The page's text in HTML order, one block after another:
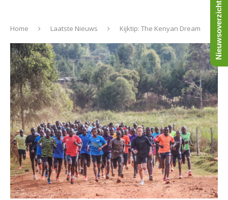
Home Laatste Nieuws Kijktip: The Kenyan Dream Nieuwsoverzicht